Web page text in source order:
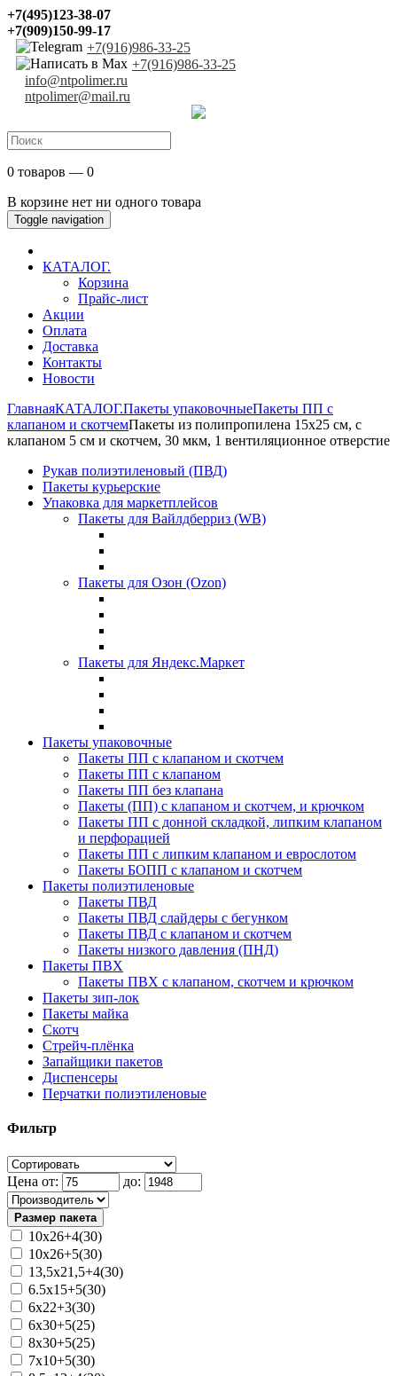
+7(495)123-38-07
+7(909)150-99-17
+7(916)986-33-25
+7(916)986-33-25
info@ntpolimer.ru
ntpolimer@mail.ru
0 товаров — 0
В корзине нет ни одного товара
Toggle navigation
КАТАЛОГ.
Корзина
Прайс-лист
Акции
Оплата
Доставка
Контакты
Новости
ГлавнаяКАТАЛОГ.Пакеты упаковочныеПакеты ПП с
клапаном и скотчемПакеты из полипропилена 15х25 см, с
клапаном 5 см и скотчем, 30 мкм, 1 вентиляционное отверстие
Рукав полиэтиленовый (ПВД)
Пакеты курьерские
Упаковка для маркетплейсов
Пакеты для Вайлдберриз (WB)
Пакеты для Озон (Ozon)
Пакеты для Яндекс.Маркет
Пакеты упаковочные
Пакеты ПП с клапаном и скотчем
Пакеты ПП с клапаном
Пакеты ПП без клапана
Пакеты (ПП) с клапаном и скотчем, и крючком
Пакеты ПП с донной складкой, липким клапаном
и перфорацией
Пакеты ПП с липким клапаном и еврослотом
Пакеты БОПП с клапаном и скотчем
Пакеты полиэтиленовые
Пакеты ПВД
Пакеты ПВД слайдеры с бегунком
Пакеты ПВД с клапаном и скотчем
Пакеты низкого давления (ПНД)
Пакеты ПВХ
Пакеты ПВХ с клапаном, скотчем и крючком
Пакеты зип-лок
Пакеты майка
Скотч
Стрейч-плёнка
Запайщики пакетов
Диспенсеры
Перчатки полиэтиленовые
Фильтр
Цена от: до:
Размер пакета
10х26+4(30)
10х26+5(30)
13,5х21,5+4(30)
6.5x15+5(30)
6x22+3(30)
6x30+5(25)
8х30+5(25)
7x10+5(30)